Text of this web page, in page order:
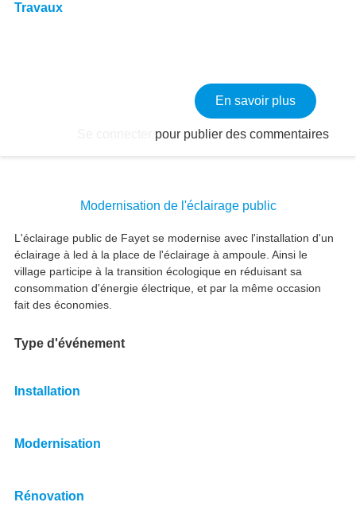
Travaux
En savoir plussur
pour publier des commentaires
Modernisation de l'éclairage public
L'éclairage public de Fayet se modernise avec l'installation d'un
éclairage à led à la place de l'éclairage à ampoule. Ainsi le
village participe à la transition écologique en réduisant sa
consommation d'énergie électrique, et par la même occasion
fait des économies.
Type d'événement
Installation
Modernisation
Rénovation